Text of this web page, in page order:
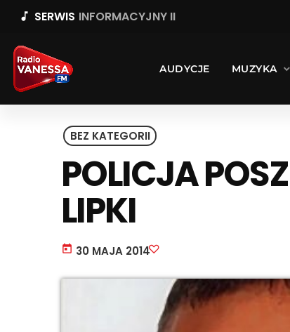
music_note SERWIS INFORMACYJNY II
AUDYCJE MUZYKA
BEZ KATEGORII
POLICJA
LIPKI
today 30 MAJA 2014